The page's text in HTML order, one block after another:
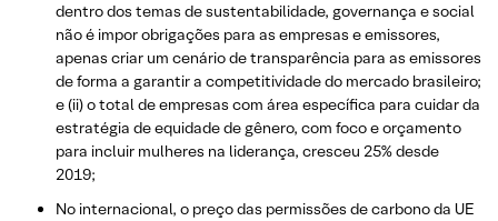
dentro dos temas de sustentabilidade, governança e social
não é impor obrigações para as empresas e emissores,
apenas criar um cenário de transparência para as emissores
de forma a garantir a competitividade do mercado brasileiro;
e (ii) o total de empresas com área específica para cuidar da
estratégia de equidade de gênero, com foco e orçamento
para incluir mulheres na liderança, cresceu 25% desde
2019;
No internacional, o preço das permissões de carbono da UE